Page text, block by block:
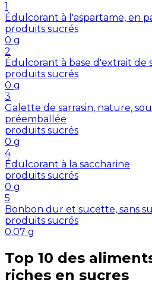
1
Édulcorant à l'aspartame, en
produits sucrés
0 g
2
Édulcorant à base d'extrait de
produits sucrés
0 g
3
Galette de sarrasin, nature,
préemballée
produits sucrés
0 g
4
Édulcorant à la saccharine
produits sucrés
0 g
5
Bonbon dur et sucette, sans
produits sucrés
0.07 g
Top 10 des
riches en sucres